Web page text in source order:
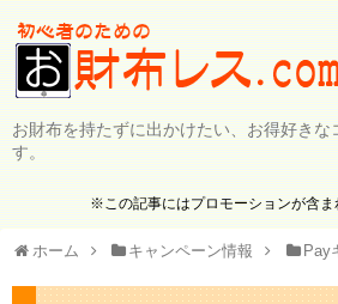
お財布を持たずに出かけたい、お得好きな
す。
※この記事にはプロモーションが含ま
ホーム キャンペーン情報 Pay